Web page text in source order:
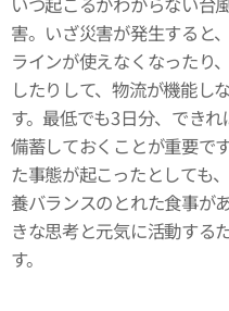
害。いざ災害が発生すると
ラインが使えなくなったり
したりして、物流が機能し
す。最低でも3日分、でき
備蓄しておくことが重要で
た事態が起こったとしても
養バランスのとれた食事が
きな思考と元気に活動する
す。